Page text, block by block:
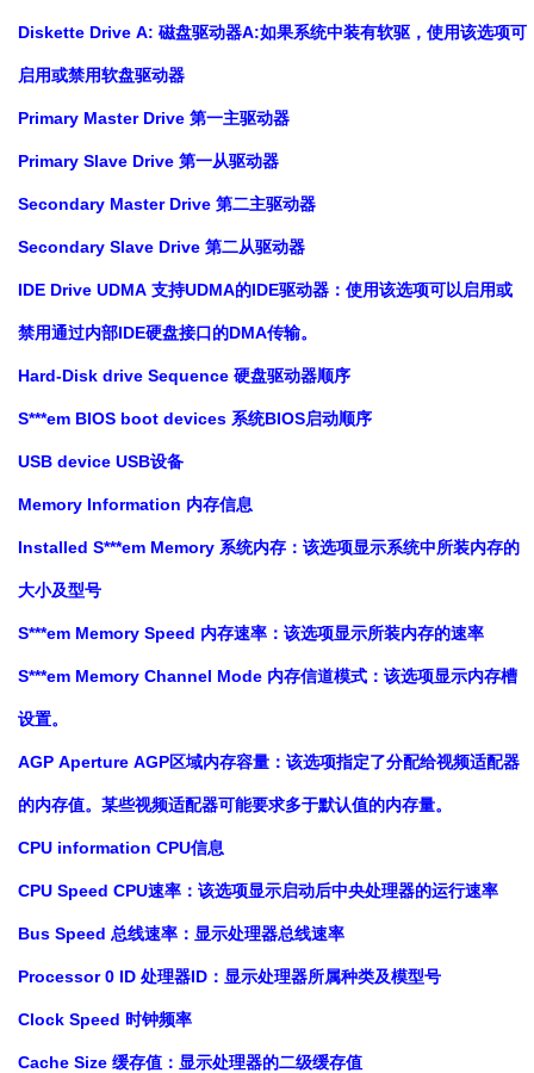
Diskette Drive A: 磁盘驱动器A:如果系统中装有软驱，使用该选项可
启用或禁用软盘驱动器
Primary Master Drive 第一主驱动器
Primary Slave Drive 第一从驱动器
Secondary Master Drive 第二主驱动器
Secondary Slave Drive 第二从驱动器
IDE Drive UDMA 支持UDMA的IDE驱动器：使用该选项可以启用或
禁用通过内部IDE硬盘接口的DMA传输。
Hard-Disk drive Sequence 硬盘驱动器顺序
S***em BIOS boot devices 系统BIOS启动顺序
USB device USB设备
Memory Information 内存信息
Installed S***em Memory 系统内存：该选项显示系统中所装内存的
大小及型号
S***em Memory Speed 内存速率：该选项显示所装内存的速率
S***em Memory Channel Mode 内存信道模式：该选项显示内存槽
设置。
AGP Aperture AGP区域内存容量：该选项指定了分配给视频适配器
的内存值。某些视频适配器可能要求多于默认值的内存量。
CPU information CPU信息
CPU Speed CPU速率：该选项显示启动后中央处理器的运行速率
Bus Speed 总线速率：显示处理器总线速率
Processor 0 ID 处理器ID：显示处理器所属种类及模型号
Clock Speed 时钟频率
Cache Size 缓存值：显示处理器的二级缓存值